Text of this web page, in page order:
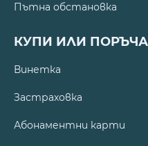
Пътна обстановка
КУПИ ИЛИ
Винетка
Застраховка
Абонаментни карти